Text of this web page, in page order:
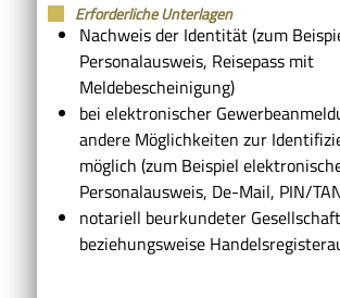
Erforderliche Unterlagen
Nachweis der Identität (zum
Personalausweis, Reisepass mit
Meldebescheinigung)
bei elektronischer
andere Möglichkeiten zur
möglich (zum Beispiel
Personalausweis, De-Mail, PIN/
notariell beurkundeter
beziehungsweise